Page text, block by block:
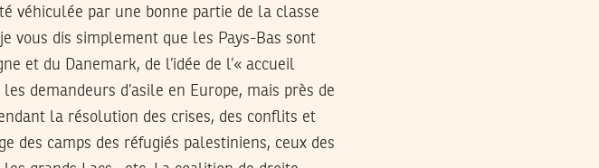
véhiculée par une bonne partie de la classe
vous dis simplement que les Pays-Bas sont
et du Danemark, de l’idée de l’« accueil
demandeurs d’asile en Europe, mais près de
la résolution des crises, des conflits et
des camps des réfugiés palestiniens, ceux des